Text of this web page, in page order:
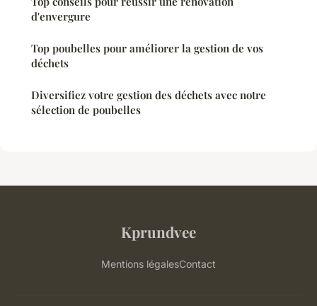
d'envergure
Top poubelles pour améliorer la gestion de vos
déchets
Diversifiez votre gestion des déchets avec notre
sélection de poubelles
Kprundvee
Mentions légalesContact